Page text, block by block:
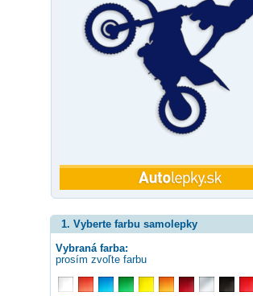
1. Vyberte farbu samolepky
Vybraná farba:
prosím zvoľte farbu